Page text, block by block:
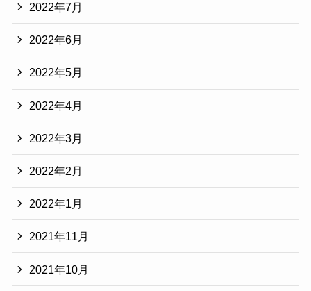
2022年7月
2022年6月
2022年5月
2022年4月
2022年3月
2022年2月
2022年1月
2021年11月
2021年10月